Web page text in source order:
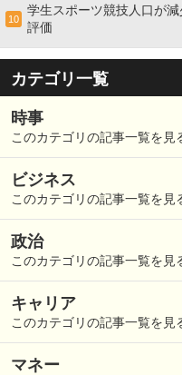
10
学生スポーツ競技人口が
評価
カテゴリ一覧
時事
このカテゴリの記事一覧を見
ビジネス
このカテゴリの記事一覧を見
政治
このカテゴリの記事一覧を見
キャリア
このカテゴリの記事一覧を見
マネー